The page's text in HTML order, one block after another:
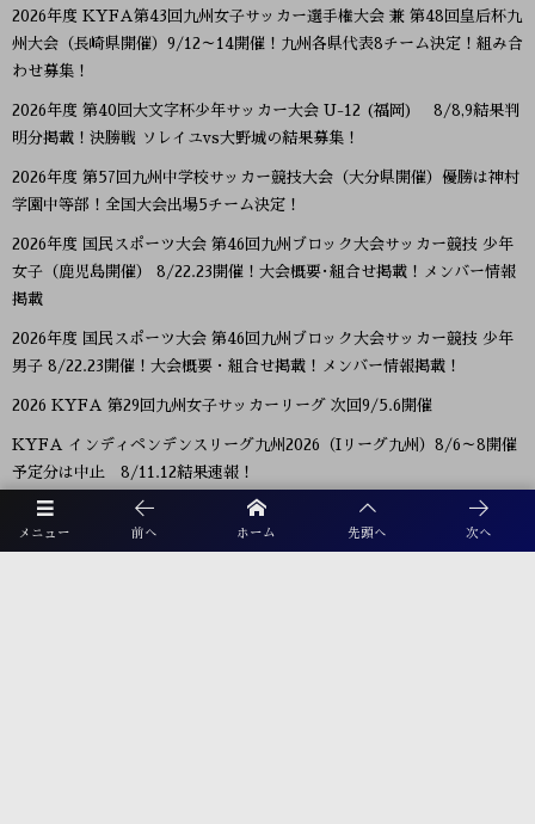
メニュー 前へ ホーム 先頭へ 次へ
2026年度 KYFA第43回九州女子サッカー選手権大会 兼 第48回皇后杯九
州大会（長崎県開催）9/12～14開催！九州各県代表8チーム決定！組み合
わせ募集！
2026年度 第40回大文字杯少年サッカー大会 U-12 (福岡) 8/8,9結果判
明分掲載！決勝戦 ソレイユvs大野城の結果募集！
2026年度 第57回九州中学校サッカー競技大会（大分県開催）優勝は神村
学園中等部！全国大会出場5チーム決定！
2026年度 国民スポーツ大会 第46回九州ブロック大会サッカー競技 少年
女子（鹿児島開催） 8/22.23開催！大会概要･組合せ掲載！メンバー情報
掲載
2026年度 国民スポーツ大会 第46回九州ブロック大会サッカー競技 少年
男子 8/22.23開催！大会概要・組合せ掲載！メンバー情報掲載！
2026 KYFA 第29回九州女子サッカーリーグ 次回9/5.6開催
KYFA インディペンデンスリーグ九州2026（Iリーグ九州）8/6～8開催
予定分は中止 8/11.12結果速報！
2026年度 KYFA第31回九州U15女子サッカー選手権大会（高円宮妃杯）
鹿児島代表決定！佐賀8/9.11 大分、沖縄9/5.6開催 県予選例年8～9月情